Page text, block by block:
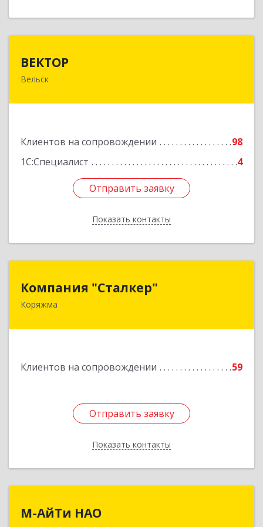
ВЕКТОР
Вельск
Клиентов на сопровождении
98
1С:Специалист
4
Отправить заявку
Показать контакты
Отправить заявку
Назад
Компания "Сталкер"
Коряжма
Клиентов на сопровождении 59
Отправить заявку
Показать контакты
Отправить заявку
Назад
М-АйТи НАО